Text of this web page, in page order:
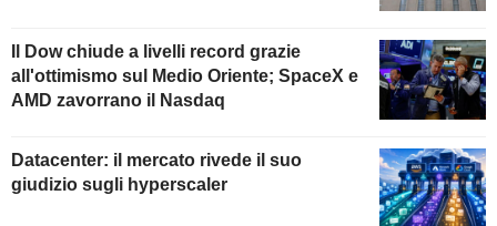
Il Dow chiude a livelli record grazie
all'ottimismo sul Medio Oriente; SpaceX e
AMD zavorrano il Nasdaq
Datacenter: il mercato rivede il suo
giudizio sugli hyperscaler